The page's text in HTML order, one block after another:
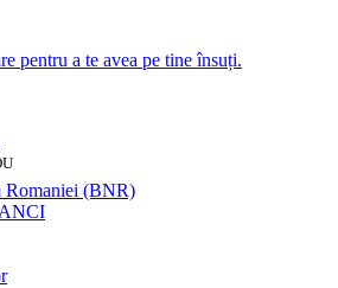
pentru a te avea pe tine însuți.
Romaniei (BNR)